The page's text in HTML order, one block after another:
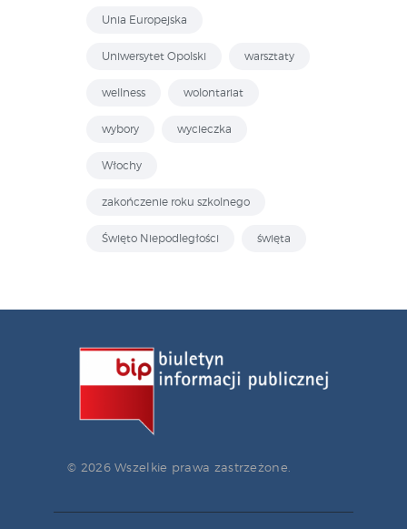
Unia Europejska
Uniwersytet Opolski warsztaty
wellness wolontariat
wybory wycieczka
Włochy
zakończenie roku szkolnego
Święto Niepodległości święta
© 2026 Wszelkie prawa zastrzeżone.